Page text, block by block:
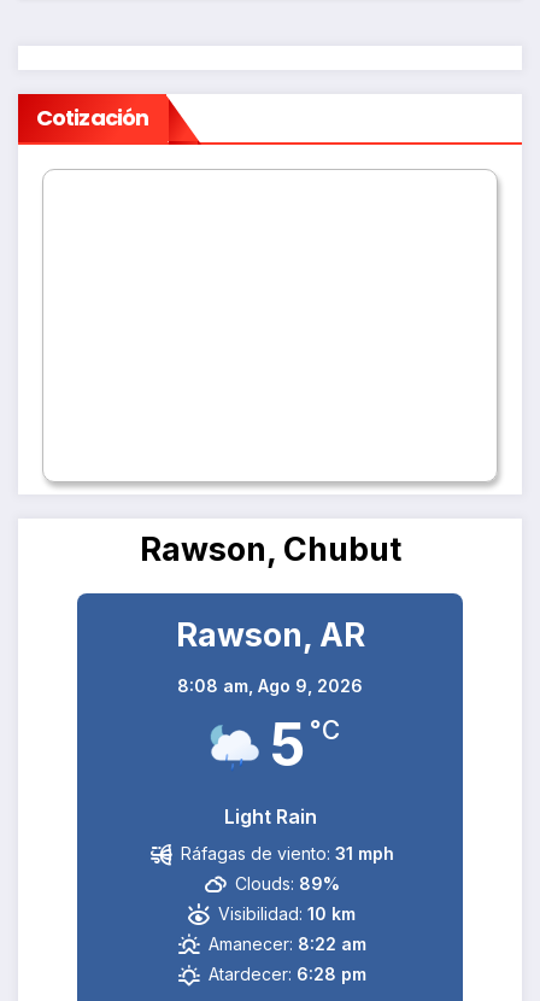
Cotización
Rawson, Chubut
Rawson, AR
8:08 am, Ago 9, 2026
5 °C
Light Rain
Ráfagas de viento: 31 mph
Clouds: 89%
Visibilidad: 10 km
Amanecer: 8:22 am
Atardecer: 6:28 pm